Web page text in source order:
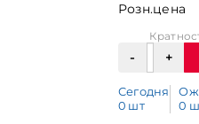
Розн.цена
Сегодня
0 шт
0